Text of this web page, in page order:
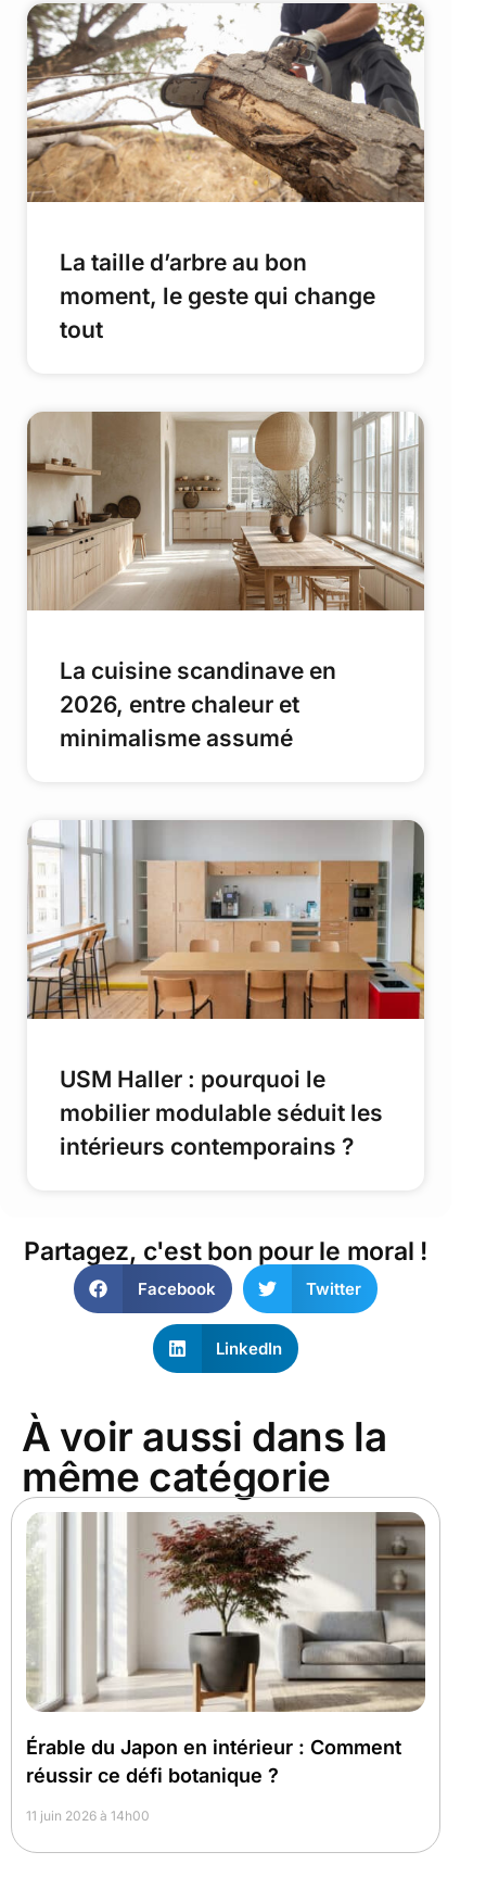
La taille d’arbre au bon
moment, le geste qui change
tout
La cuisine scandinave en
2026, entre chaleur et
minimalisme assumé
USM Haller : pourquoi le
mobilier modulable séduit les
intérieurs contemporains ?
Partagez, c'est bon pour le moral !
Facebook Twitter
LinkedIn
À voir aussi dans la
même catégorie
Érable du Japon en intérieur : Comment
réussir ce défi botanique ?
11 juin 2026 à 14h00